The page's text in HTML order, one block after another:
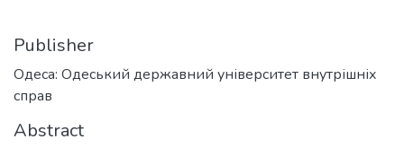
Publisher
Одеса: Одеський державний університет внутрішніх
справ
Abstract